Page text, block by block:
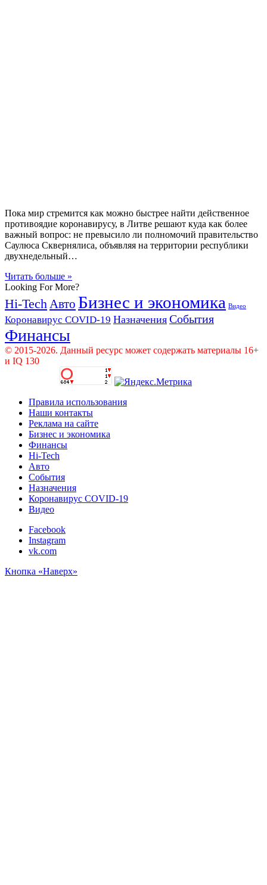
Пока мир стремится как можно быстрее найти действенное
противоядие коронавирусу, в Литве решают куда как более
важный вопрос: не превысило ли полномочий правительство
Саулюса Сквернялиса, объявляя на территории республики
двухнедельный…
Читать больше »
Looking For More?
Hi-TechАвто Бизнес и экономика Видео
Коронавирус COVID-19 Назначения События
Финансы
© 2015-2026. Данный ресурс может содержать материалы 16+
и IQ 130
Правила использования
Наши контакты
Реклама на сайте
Бизнес и экономика
Финансы
Hi-Tech
Авто
События
Назначения
Коронавирус COVID-19
Видео
Facebook
Instagram
vk.com
Кнопка «Наверх»